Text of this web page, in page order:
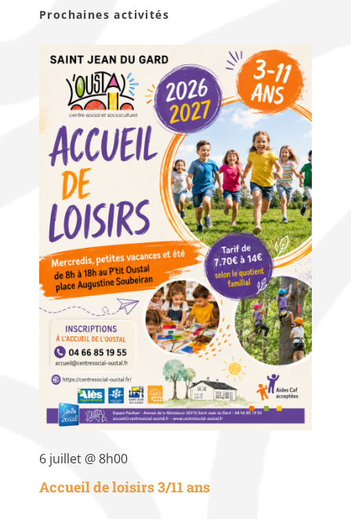
Prochaines activités
6 juillet @ 8h00
Accueil de loisirs 3/11 ans